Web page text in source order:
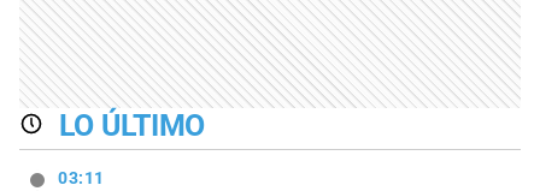
LO ÚLTIMO
03:11